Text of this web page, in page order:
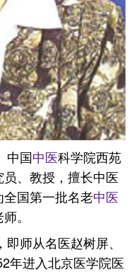
中国中医科学院西苑
、教授，擅长中医
国第一批名老中医
。
师从名医赵树屏、
年进入北京医学院医